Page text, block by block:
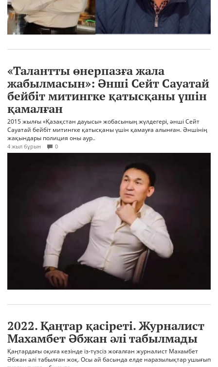
«Талантты өнерпазға жала
жабылмасын»: Әнші Сейт Сауатай
бейбіт митингке қатысқаны үшін
қамалған
2015 жылғы «Қазақстан дауысы» жобасының жүлдегері, әнші Сейт
Сауатай бейбіт митингке қатысқаны үшін қамауға алынған. Әншінің
жақындары полиция оны аур..
4 жыл бұрын 0
2022. Қаңтар қасіреті. Журналист
Махамбет Әбжан әлі табылмады
Қаңтардағы оқиға кезінде із-түзсіз жоғалған журналист Махамбет
Әбжан әлі табылған жоқ. Осы ай басында елде наразылықтар ушығып